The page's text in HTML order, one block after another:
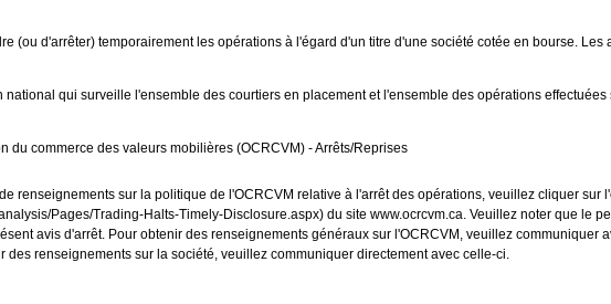
(ou d'arrêter) temporairement les opérations à l'égard d'un titre d'une société cotée en bourse.
qui surveille l'ensemble des courtiers en placement et l'ensemble des opérations
du commerce des valeurs mobilières (OCRCVM) - Arrêts/Reprises
renseignements sur la politique de l'OCRCVM relative à l'arrêt des opérations, veuillez cliquer sur
Pages/Trading-Halts-Timely-Disclosure.aspx) du site www.ocrcvm.ca. Veuillez noter que le
avis d'arrêt. Pour obtenir des renseignements généraux sur l'OCRCVM, veuillez
des renseignements sur la société, veuillez communiquer directement avec celle-ci.